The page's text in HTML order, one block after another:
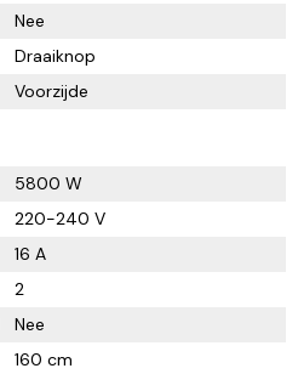
Nee
Draaiknop
Voorzijde
5800 W
220-240 V
16 A
2
Nee
160 cm